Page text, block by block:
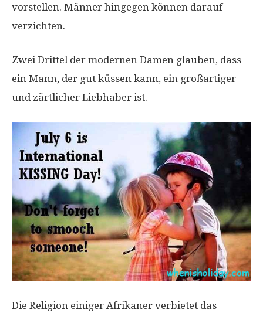
vorstellen. Männer hingegen können darauf
verzichten.
Zwei Drittel der modernen Damen glauben, dass
ein Mann, der gut küssen kann, ein großartiger
und zärtlicher Liebhaber ist.
Die Religion einiger Afrikaner verbietet das